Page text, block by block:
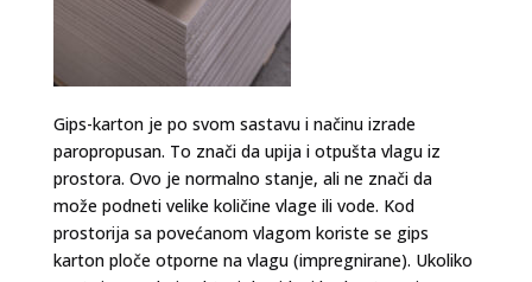
Gips-karton je po svom sastavu i načinu izrade
paropropusan. To znači da upija i otpušta vlagu iz
prostora. Ovo je normalno stanje, ali ne znači da
može podneti velike količine vlage ili vode. Kod
prostorija sa povećanom vlagom koriste se gips
karton ploče otporne na vlagu (impregnirane). Ukoliko